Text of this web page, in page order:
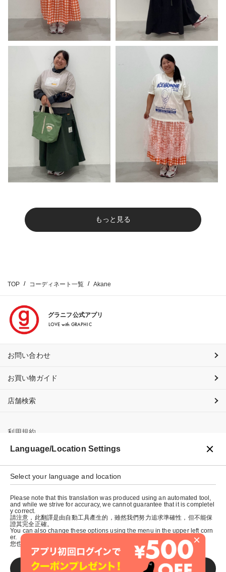
もっと見る
TOP コーディネート一覧 Akane
グラニフ公式アプリ
LOVE with GRAPHIC
お問い合わせ
お買い物ガイド
店舗検索
利用規約
プライバシーポリシー
特定商取引法に基づく表示
会社概要
×
Language/Location Settings
Select your language and location
Please note that this translation was produced using an automated tool,
and while we strive for accuracy, we cannot guarantee that it is completel
y correct.
請注意，此翻譯是由自動工具產生的，雖然我們努力追求準確性，但不能保
證其完全正確。
You can also change these options using the menu in the upper left corn
er.
您也可以使用左上角的選單來更改這些選項。
SAVE